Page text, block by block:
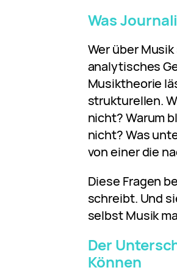
Was
Wer über
analytisches
Musiktheorie
strukturellen.
nicht? Warum
nicht? Was
von einer die
Diese Fragen
schreibt. Und
selbst Musik
Der
Können